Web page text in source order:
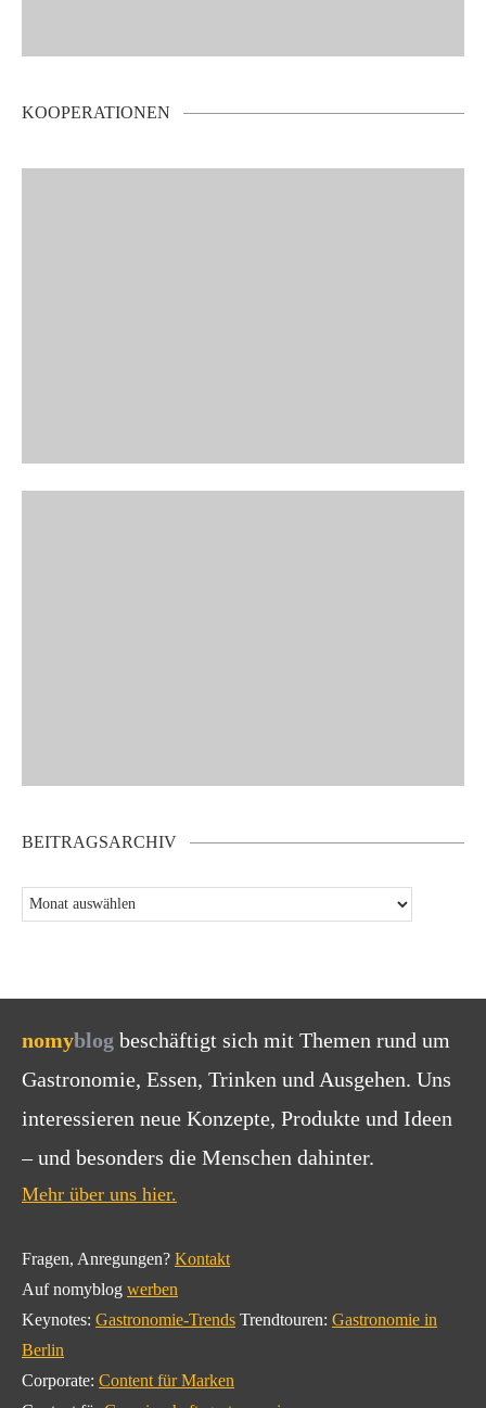
KOOPERATIONEN
BEITRAGSARCHIV
nomyblog beschäftigt sich mit Themen rund um
Gastronomie, Essen, Trinken und Ausgehen. Uns
interessieren neue Konzepte, Produkte und Ideen
– und besonders die Menschen dahinter.
Mehr über uns hier.
Fragen, Anregungen? Kontakt
Auf nomyblog werben
Keynotes: Gastronomie-Trends Trendtouren: Gastronomie in
Berlin
Corporate: Content für Marken